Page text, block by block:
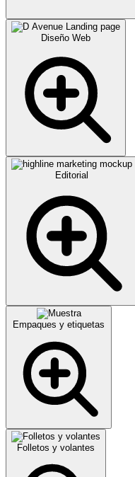
Diseño Web
Editorial
Empaques y etiquetas
Folletos y volantes